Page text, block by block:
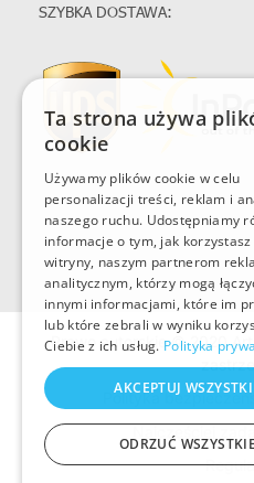
SZYBKA DOSTAWA:
Prawo autorskie © 2020
Polityka
Najczęściej
Ta strona używa
cookie
Używamy plików cookie w celu
personalizacji treści, reklam i
naszego ruchu. Udostępniamy
informacje o tym, jak korzystasz
witryny, naszym partnerom
analitycznym, którzy mogą
innymi informacjami, które im
lub które zebrali w wyniku
Ciebie z ich usług. Polityka
AKCEPTUJ
ODRZUĆ WSZYSTKIE